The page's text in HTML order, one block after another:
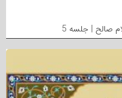
صالح | جلسه 5